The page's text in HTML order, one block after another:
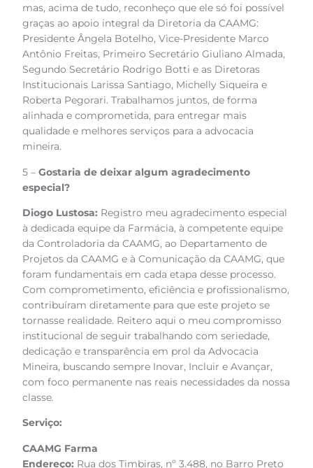
mas, acima de tudo, reconheço que ele só foi possível
graças ao apoio integral da Diretoria da CAAMG:
Presidente Ângela Botelho, Vice-Presidente Marco
Antônio Freitas, Primeiro Secretário Giuliano Almada,
Segundo Secretário Rodrigo Botti e as Diretoras
Institucionais Larissa Santiago, Michelly Siqueira e
Roberta Pegorari. Trabalhamos juntos, de forma
alinhada e comprometida, para entregar mais
qualidade e melhores serviços para a advocacia
mineira.
5 – Gostaria de deixar algum agradecimento
especial?
Diogo Lustosa: Registro meu agradecimento especial
à dedicada equipe da Farmácia, à competente equipe
da Controladoria da CAAMG, ao Departamento de
Projetos da CAAMG e à Comunicação da CAAMG, que
foram fundamentais em cada etapa desse processo.
Com comprometimento, eficiência e profissionalismo,
contribuíram diretamente para que este projeto se
tornasse realidade. Reitero aqui o meu compromisso
institucional de seguir trabalhando com seriedade,
dedicação e transparência em prol da Advocacia
Mineira, buscando sempre Inovar, Incluir e Avançar,
com foco permanente nas reais necessidades da nossa
classe.
Serviço:
CAAMG Farma
Endereço: Rua dos Timbiras, nº 3.488, no Barro Preto